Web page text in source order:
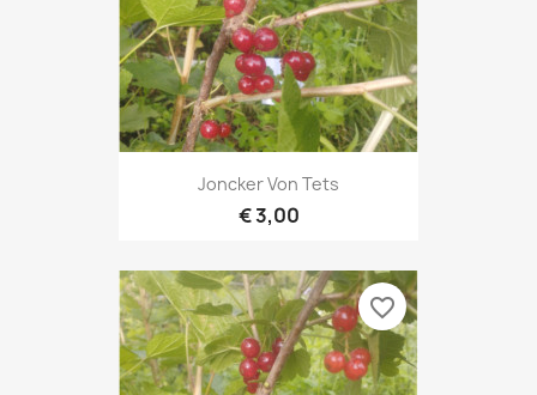
Joncker Von Tets
€ 3,00
favorite_border